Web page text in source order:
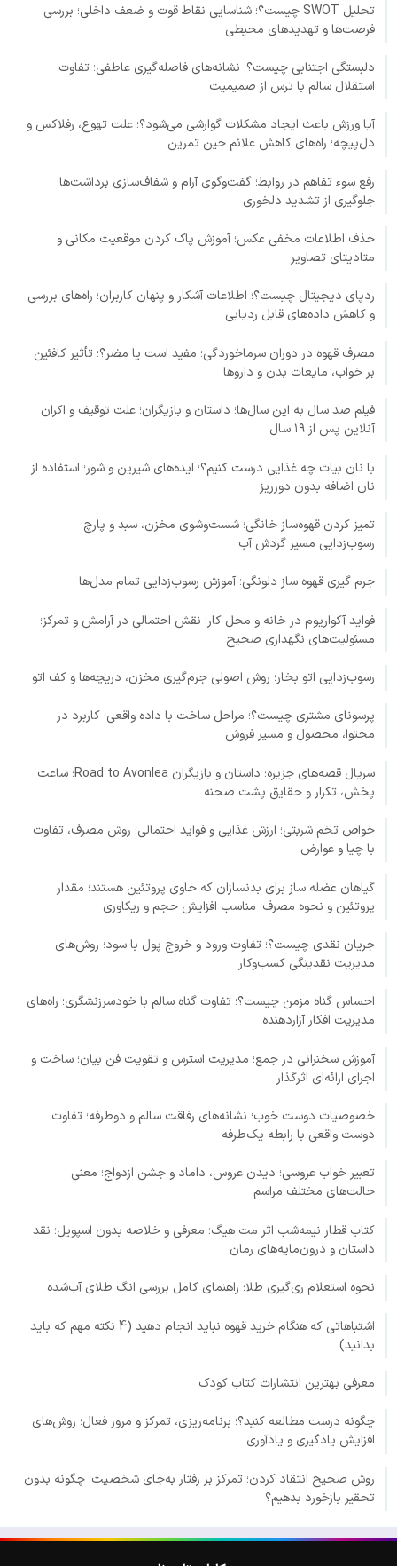
تحلیل SWOT چیست؟؛ شناسایی نقاط قوت و ضعف داخلی؛ بررسی
فرصت‌ها و تهدیدهای محیطی
دلبستگی اجتنابی چیست؟؛ نشانه‌های فاصله‌گیری عاطفی؛ تفاوت
استقلال سالم با ترس از صمیمیت
آیا ورزش باعث ایجاد مشکلات گوارشی می‌شود؟؛ علت تهوع، رفلاکس و
دل‌پیچه؛ راه‌های کاهش علائم حین تمرین
رفع سوء تفاهم در روابط؛ گفت‌وگوی آرام و شفاف‌سازی برداشت‌ها؛
جلوگیری از تشدید دلخوری
حذف اطلاعات مخفی عکس؛ آموزش پاک کردن موقعیت مکانی و
متادیتای تصاویر
ردپای دیجیتال چیست؟؛ اطلاعات آشکار و پنهان کاربران؛ راه‌های بررسی
و کاهش داده‌های قابل ردیابی
مصرف قهوه در دوران سرماخوردگی؛ مفید است یا مضر؟؛ تأثیر کافئین
بر خواب، مایعات بدن و داروها
فیلم صد سال به این سال‌ها؛ داستان و بازیگران؛ علت توقیف و اکران
آنلاین پس از ۱۹ سال
با نان بیات چه غذایی درست کنیم؟؛ ایده‌های شیرین و شور؛ استفاده از
نان اضافه بدون دورریز
تمیز کردن قهوه‌ساز خانگی؛ شست‌وشوی مخزن، سبد و پارچ؛
رسوب‌زدایی مسیر گردش آب
جرم گیری قهوه ساز دلونگی؛ آموزش رسوب‌زدایی تمام مدل‌ها
فواید آکواریوم در خانه و محل کار؛ نقش احتمالی در آرامش و تمرکز؛
مسئولیت‌های نگهداری صحیح
رسوب‌زدایی اتو بخار؛ روش اصولی جرم‌گیری مخزن، دریچه‌ها و کف اتو
پرسونای مشتری چیست؟؛ مراحل ساخت با داده واقعی؛ کاربرد در
محتوا، محصول و مسیر فروش
سریال قصه‌های جزیره؛ داستان و بازیگران Road to Avonlea؛ ساعت
پخش، تکرار و حقایق پشت صحنه
خواص تخم شربتی؛ ارزش غذایی و فواید احتمالی؛ روش مصرف، تفاوت
با چیا و عوارض
گیاهان عضله ساز برای بدنسازان که حاوی پروتئین هستند؛ مقدار
پروتئین و نحوه مصرف؛ مناسب افزایش حجم و ریکاوری
جریان نقدی چیست؟؛ تفاوت ورود و خروج پول با سود؛ روش‌های
مدیریت نقدینگی کسب‌وکار
احساس گناه مزمن چیست؟؛ تفاوت گناه سالم با خودسرزنشگری؛ راه‌های
مدیریت افکار آزاردهنده
آموزش سخنرانی در جمع؛ مدیریت استرس و تقویت فن بیان؛ ساخت و
اجرای ارائه‌ای اثرگذار
خصوصیات دوست خوب؛ نشانه‌های رفاقت سالم و دوطرفه؛ تفاوت
دوست واقعی با رابطه یک‌طرفه
تعبیر خواب عروسی؛ دیدن عروس، داماد و جشن ازدواج؛ معنی
حالت‌های مختلف مراسم
کتاب قطار نیمه‌شب اثر مت هیگ؛ معرفی و خلاصه بدون اسپویل؛ نقد
داستان و درون‌مایه‌های رمان
نحوه استعلام ری‌گیری طلا؛ راهنمای کامل بررسی انگ طلای آب‌شده
اشتباهاتی که هنگام خرید قهوه نباید انجام دهید (4 نکته مهم که باید
بدانید)
معرفی بهترین انتشارات کتاب کودک
چگونه درست مطالعه کنید؟؛ برنامه‌ریزی، تمرکز و مرور فعال؛ روش‌های
افزایش یادگیری و یادآوری
روش صحیح انتقاد کردن؛ تمرکز بر رفتار به‌جای شخصیت؛ چگونه بدون
تحقیر بازخورد بدهیم؟